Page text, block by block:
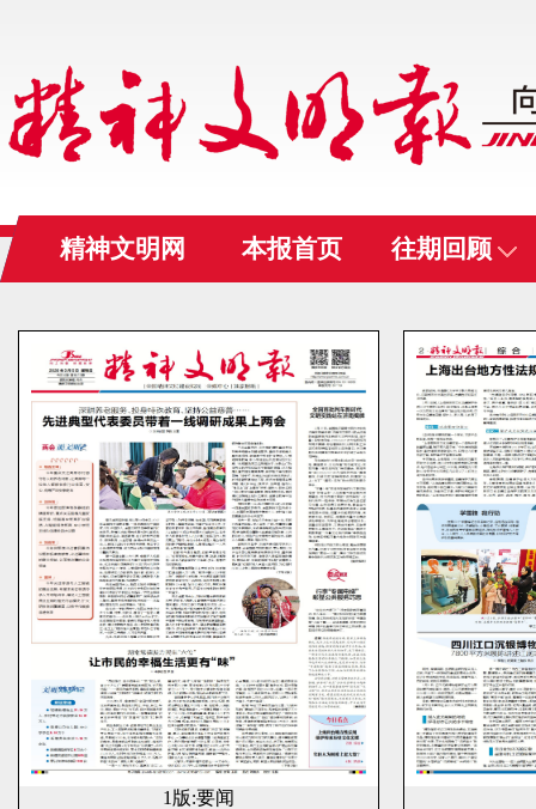
精神文明网 本报首页 往期回顾
1版:要闻